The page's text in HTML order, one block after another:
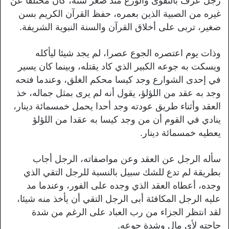
غيره من الصبية الذين بعمره، حفظ القرآن الكريم بسن
صغير، تربى على أخلاق القرآن والسنة النبوية الشريفة.
وذات يوم اعتصره الجوع عصرا، لم يجد شيئا ليأكله
ويسكت به جوعه الكبير الذي كاد يقتله، وبينما كان يسير
في إحدى الشوارع وجد كيسا محكم الغلق، وعندما فتحه
وجد به عقد من اللؤلؤ، يقول أنه لم يرى بمثل جماله، خذ
العقد وأثناء طريق عودته وجد أحدا يحمل خمسمائة دينار،
ينادي في القوم أن من وجد كيسا به عقدا من اللؤلؤ
يعطيه خمسمائة دينار.
سأله الرجل عن العقد وعن مواصفاته، الرجل أجاب
بطريقة لم تدع للشك سبيل بالنسبة للرجل التقي الذي
وجده، أعطاه العقد الذي وجده على الفور، وعندما مد
عليه الرجل المكافئة أبى الرجل التقي أن يأخذ منه شيئا،
لقد انتظر الجزاء من رب العباد على الرغم من شدة
حاجته لأي مال وشدة جوعه.